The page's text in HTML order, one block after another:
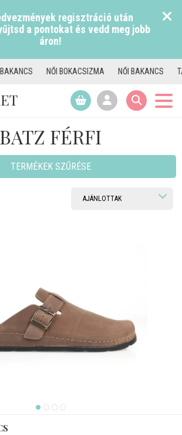
regisztráció után
a pontokat és vedd meg jobb
áron!
NŐI BAKANCS TAMARIS CSIZMA NŐI
BATZ FÉRFI
TERMÉKEK SZŰRÉSE